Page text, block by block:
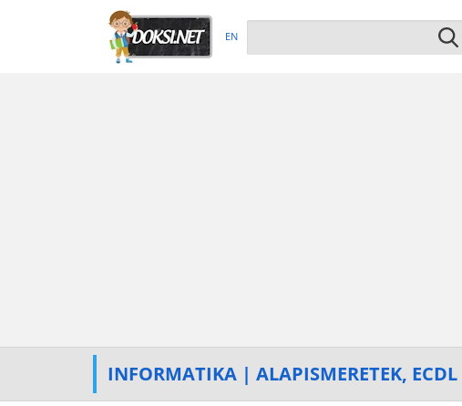
EN
INFORMATIKA | ALAPISMERETEK, ECDL